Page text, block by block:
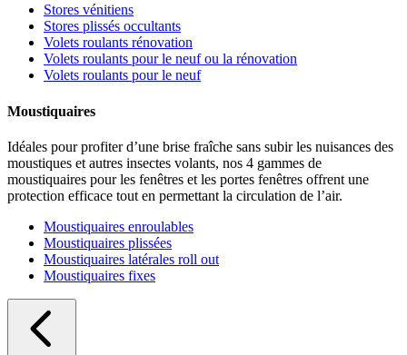
Stores vénitiens
Stores plissés occultants
Volets roulants rénovation
Volets roulants pour le neuf ou la rénovation
Volets roulants pour le neuf
Moustiquaires
Idéales pour profiter d’une brise fraîche sans subir les nuisances des
moustiques et autres insectes volants, nos 4 gammes de
moustiquaires pour les fenêtres et les portes fenêtres offrent une
protection efficace tout en permettant la circulation de l’air.
Moustiquaires enroulables
Moustiquaires plissées
Moustiquaires latérales roll out
Moustiquaires fixes